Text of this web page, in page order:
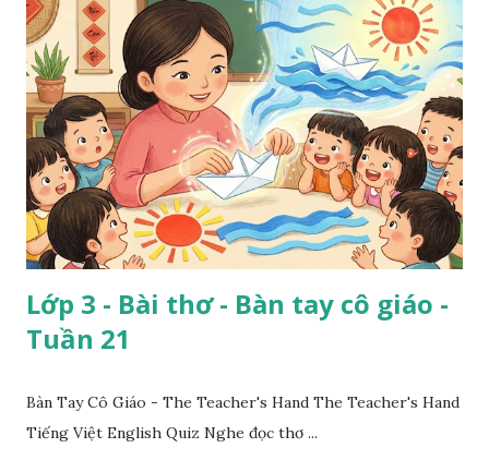
Lớp 3 - Bài thơ - Bàn tay cô giáo -
Tuần 21
Bàn Tay Cô Giáo - The Teacher's Hand The Teacher's Hand
Tiếng Việt English Quiz Nghe đọc thơ ...